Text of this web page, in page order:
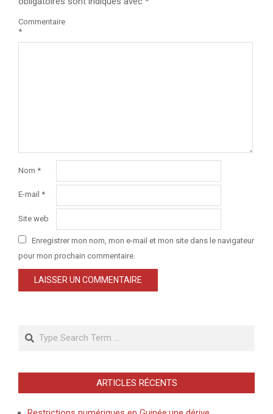
Commentaire
*
Nom *
E-mail *
Site web
Enregistrer mon nom, mon e-mail et mon site dans le navigateur
pour mon prochain commentaire.
Search
ARTICLES RÉCENTS